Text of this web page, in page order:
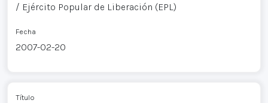
/ Ejército Popular de Liberación (EPL)
Fecha
2007-02-20
Título